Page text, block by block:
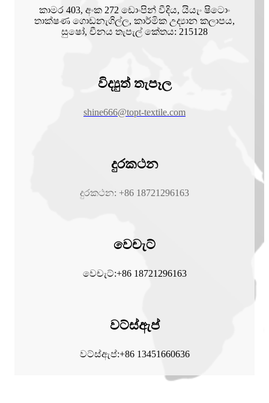
කාමර 403, අංක 272 ඩොංපින් වීදිය, යියැං ෂිටොං
තාක්ෂණ ගොඩනැගිල්ල, කාර්මික උද්‍යාන කලාපය,
සුෂෝ, චීනය තැපැල් කේතය: 215128
විද්‍යුත් තැපෑල
shine666@topt-textile.com
දුරකථන
දුරකථන: +86 18721296163
වෙචැට්
වෙචැට්:+86 18721296163
වට්ස්ඇප්
වට්ස්ඇප්:+86 13451660636